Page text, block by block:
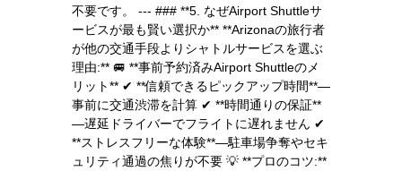
不要です。 --- ### **5. なぜAirport Shuttleサ
ービスが最も賢い選択か** **Arizonaの旅行者
が他の交通手段よりシャトルサービスを選ぶ
理由:** 🚐 **事前予約済みAirport Shuttleのメ
リット** ✔ **信頼できるピックアップ時間**—
事前に交通渋滞を計算 ✔ **時間通りの保証**
—遅延ドライバーでフライトに遅れません ✔
**ストレスフリーな体験**—駐車場争奪やセキ
ュリティ通過の焦りが不要 💡 **プロのコツ:**